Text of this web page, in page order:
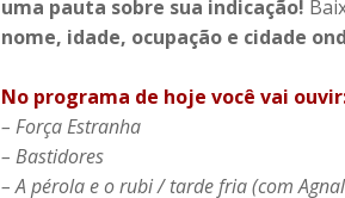
uma pauta sobre sua indicação!
nome, idade, ocupação e cidade
No programa de hoje você vai
– Força Estranha
– Bastidores
– A pérola e o rubi / tarde fria (com